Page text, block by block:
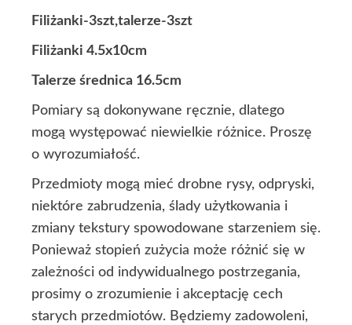
Filiżanki-3szt,talerze-3szt
Filiżanki 4.5x10cm
Talerze średnica 16.5cm
Pomiary są dokonywane ręcznie, dlatego
mogą występować niewielkie różnice. Proszę
o wyrozumiałość.
Przedmioty mogą mieć drobne rysy, odpryski,
niektóre zabrudzenia, ślady użytkowania i
zmiany tekstury spowodowane starzeniem się.
Ponieważ stopień zużycia może różnić się w
zależności od indywidualnego postrzegania,
prosimy o zrozumienie i akceptację cech
starych przedmiotów. Będziemy zadowoleni,